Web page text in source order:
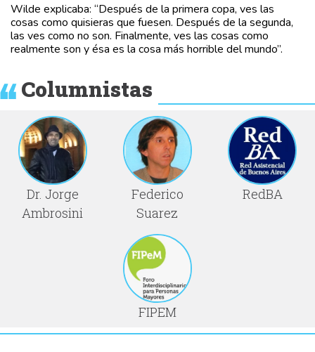
Wilde explicaba: “Después de la primera copa, ves las
cosas como quisieras que fuesen. Después de la segunda,
las ves como no son. Finalmente, ves las cosas como
realmente son y ésa es la cosa más horrible del mundo”.
Columnistas
Dr. Jorge
Ambrosini
Federico
Suarez
RedBA
FIPEM